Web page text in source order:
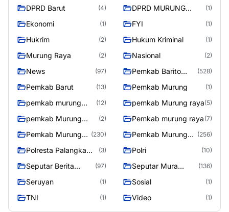
DPRD Barut (4)
DPRD MURUNG
(1)
Ekonomi (1) FYI (1)
Hukrim (2) Hukum Kriminal (1)
Murung Raya (2) Nasional (2)
News (97)
Pemkab Barito
(528)
Pemkab Barut (13) Pemkab Murung (1)
pemkab murung
(12) pemkab Murung raya(5)
pemkab Murung
(2) Pemkab murung raya (7)
Pemkab Murung
(230)
Pemkab Murung
(256)
Polresta Palangka
(3) Polri (10)
Seputar Berita
(97)
Seputar Mura
(136)
Seruyan (1) Sosial (1)
TNI (1) Video (1)